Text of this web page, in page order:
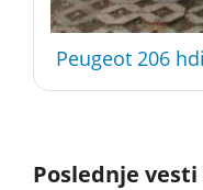
Peugeot 206
Poslednje